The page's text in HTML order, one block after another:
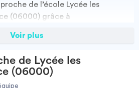
proche de l’école Lycée les
(06000) grâce à
d’offres de locations proches de
par agences et colocations.
Voir plus
de Lycée les
(06000)